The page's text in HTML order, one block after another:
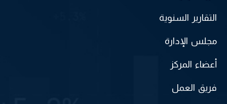
التقارير السنوية
مجلس الإدارة
أعضاء المركز
فريق العمل